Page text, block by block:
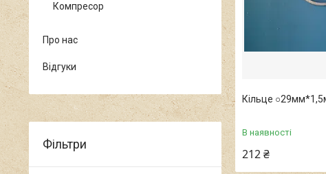
Кільце
В наявності
212 ₴
Компресор
Про нас
Відгуки
Фільтри